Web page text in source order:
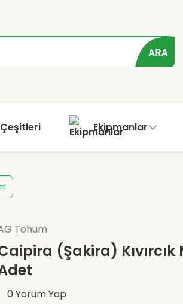
Ekipmanlar
Tohum
(Şakira)
0 Yorum Yap